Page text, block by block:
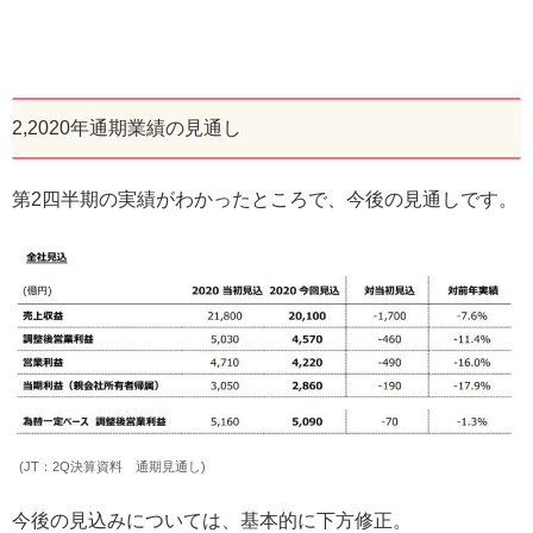
2,2020年通期業績の見通し
第2四半期の実績がわかったところで、今後の見通しです。
(JT：2Q決算資料 通期見通し)
今後の見込みについては、基本的に下方修正。